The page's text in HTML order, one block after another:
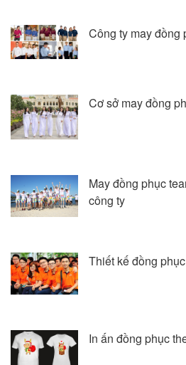
Công ty may đồng
Cơ sở may đồng
May đồng phục
công ty
Thiết kế đồng
In ấn đồng phục